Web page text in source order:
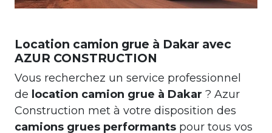
Location camion grue à Dakar avec
AZUR CONSTRUCTION
Vous recherchez un service professionnel
de location camion grue à Dakar ? Azur
Construction met à votre disposition des
camions grues performants pour tous vos